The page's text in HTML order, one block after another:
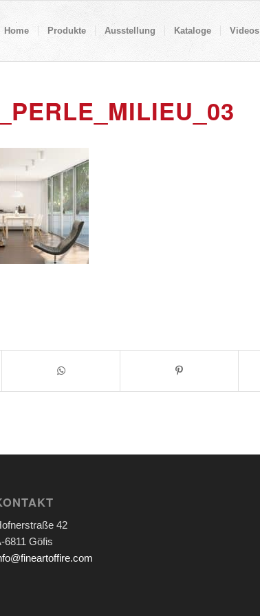
Home Produkte Ausstellung Kataloge Videos
42
6811 Göfis